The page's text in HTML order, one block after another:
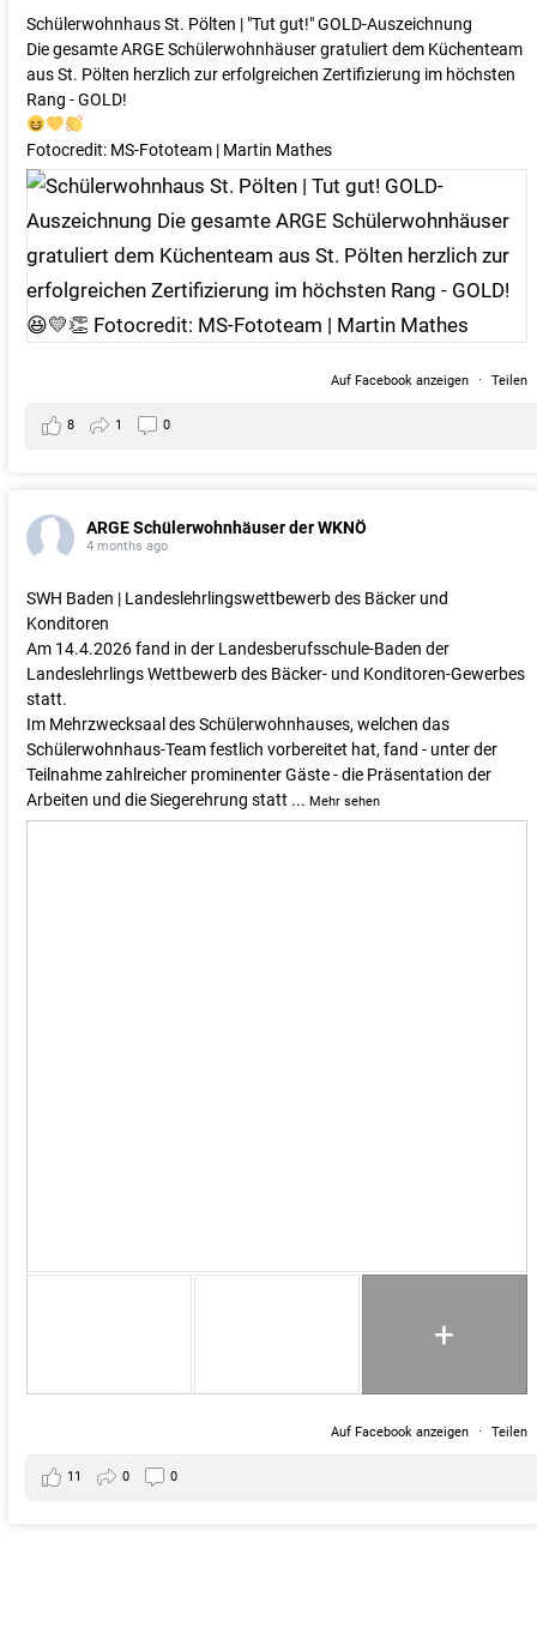
Schülerwohnhaus St. Pölten | "Tut gut!" GOLD-Auszeichnung
Die gesamte ARGE Schülerwohnhäuser gratuliert dem Küchenteam
aus St. Pölten herzlich zur erfolgreichen Zertifizierung im höchsten
Rang - GOLD!
Fotocredit: MS-Fototeam | Martin Mathes
Auf Facebook anzeigen · Teilen
8 1 0
ARGE Schülerwohnhäuser der WKNÖ
4 months ago
SWH Baden | Landeslehrlingswettbewerb des Bäcker und
Konditoren
Am 14.4.2026 fand in der Landesberufsschule-Baden der
Landeslehrlings Wettbewerb des Bäcker- und Konditoren-Gewerbes
statt.
Im Mehrzwecksaal des Schülerwohnhauses, welchen das
Schülerwohnhaus-Team festlich vorbereitet hat, fand - unter der
Teilnahme zahlreicher prominenter Gäste - die Präsentation der
Arbeiten und die Siegerehrung statt ... Mehr sehen
+
Auf Facebook anzeigen · Teilen
11 0 0